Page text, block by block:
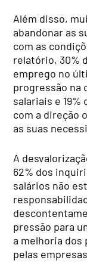
Além disso,
abandonar as
com as
relatório, 30%
emprego no
progressão na
salariais e
com a direção
as suas
A
62% dos
salários não
pressão para
a melhoria dos
pelas